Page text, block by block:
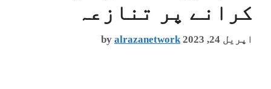
کرانے پر تنازعہ
اپریل 24, 2023 by alrazanetwork